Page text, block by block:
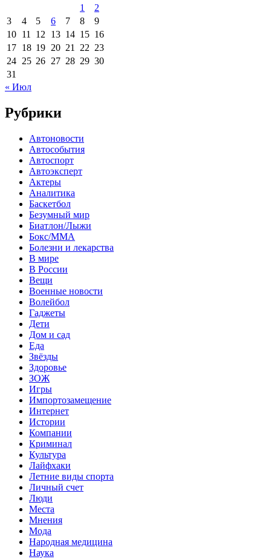
1
2
3
4 5 6 7 8
9
10 11 12 13 14 15 16
17 18 19 20 21 22 23
24 25 26 27 28 29 30
31
« Июл
Рубрики
Автоновости
Автособытия
Автоспорт
Автоэксперт
Актеры
Аналитика
Баскетбол
Безумный мир
Биатлон/Лыжи
Бокс/MMA
Болезни и лекарства
В мире
В России
Вещи
Военные новости
Волейбол
Гаджеты
Дети
Дом и сад
Еда
Звёзды
Здоровье
ЗОЖ
Игры
Импортозамещение
Интернет
Истории
Компании
Криминал
Культура
Лайфхаки
Летние виды спорта
Личный счет
Люди
Места
Мнения
Мода
Народная медицина
Наука